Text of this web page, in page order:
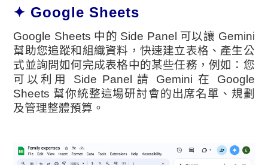
✦ Google Sheets
Google Sheets 中的 Side Panel 可以讓 Gemini
幫助您追蹤和組織資料，快速建立表格、產生公
式並詢問如何完成表格中的某些任務，例如：您
可以利用 Side Panel 請 Gemini 在 Google
Sheets 幫你統整這場研討會的出席名單、規劃
及管理整體預算。